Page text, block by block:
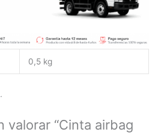
0,5 kg
valorar “Cinta airbag